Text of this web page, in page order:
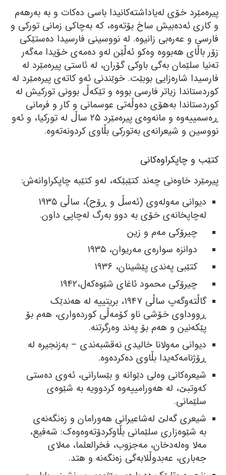
پیرەمێرد خۆی لەیاداشتەکانیدا باسی دەکات و بە بەرھەم
و کاری ئەدەبیش ساخ بۆتەوە، کە بەچاکی زمانی تورکی و
فارسی و عەرەبی زانیوە. لە نووسینی فارسیدا دەستێکی
زۆر باڵای ھەبووە وەکو ئەڵێن لەو دەمەی خۆیدا مەگەر
تەنیا سلێمان بەگی باوکی گۆران، لە ئاستی پیرەمێرد لە
فارسیدا شارەزایی بوبێت. خوێندنی ئەو کاتەی پیرەمێرد لە
کوردستاندا زیاتر فارسی بووە و تێکەڵ بوونی تورکیش لە
کوردستاندا بەھۆی دەوڵەتی عوسمانی و کار و فرمانی
ڕەسمییەوە و مانەوەی پیرەمێرد ٢٥ ساڵ لە تورکیا، و ئەو
نووسین و شیعرانەی بەتورکی بڵاوی کردونەتەوە.
کتێب و چاپکراوەکانی
پیرمێرد خاوەنی چەند کتێبێکە، لەو کتێبە چاپکراوانەش:
دیوانی مەولەوی (ئەسڵ و ڕۆح)، ساڵی ١٩٣٥
لەچاپخانەی خۆی بە دوو بەرگ لەچاپی داون.
چیرۆکی مەم و زین
دوانزە سوارەی مەریوان، ١٩٣٥
کتێبی پەندی پێشینان، ١٩٣٦
چیرۆکی محمود ئاغای شێوەکەل،١٩٤٢
گاڵتەوگەپ ساڵی ١٩٤٧، بریتییە لە ھەندێک
ڕووداوی خۆشی ناو کۆمەڵی کوردەواری، ھەم بۆ
پێکەنین و ھەم بۆ پەند وەرگرتنە.
دیوانی مەولانا خالیدی نەقشبەندی – بەزنجیرە لە
ڕۆژنامەکەیدا بڵاوی دەکردەوە.
شیعرەکانی وەلی دێوانە و بێسارانی، ئەوی دەستی
کەوتبێ، لە ھەورامییەوە کردوویە بە شێوەی
سلێمانی.
شیعری گەلێ لەشاعیرانی ھەورامان و زەنگەنەی
بە شێوەزاری سلێمانی بڵاوکردۆتەوەوەک: شەفیع،
مەلا وەلەدخان، مەجزوب، فخرالعلما، مەلای
جەباری، عەبدوڵلابەگی زەنگەنە و ھتد.